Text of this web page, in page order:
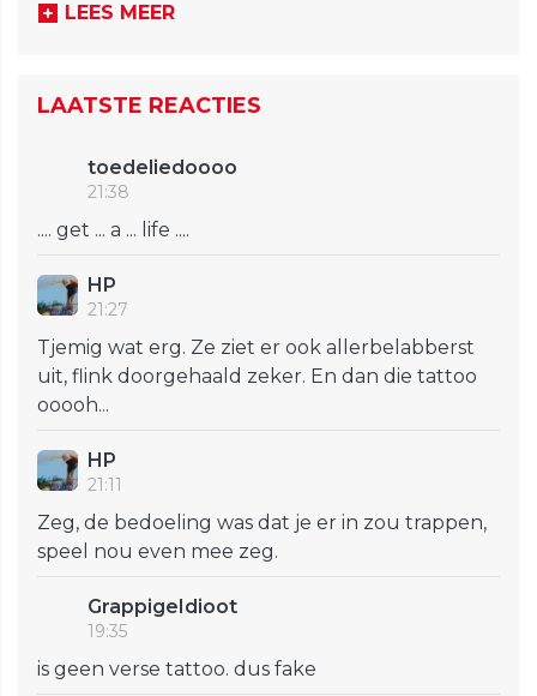
LEES MEER
LAATSTE REACTIES
toedeliedoooo
21:38
.... get ... a ... life ....
HP
21:27
Tjemig wat erg. Ze ziet er ook allerbelabberst
uit, flink doorgehaald zeker. En dan die tattoo
ooooh...
HP
21:11
Zeg, de bedoeling was dat je er in zou trappen,
speel nou even mee zeg.
GrappigeIdioot
19:35
is geen verse tattoo. dus fake